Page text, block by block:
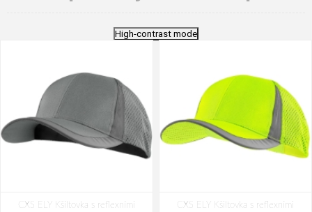
High-contrast mode
CXS ELY Kšiltovka s reflexními
CXS ELY Kšiltovka s reflexními